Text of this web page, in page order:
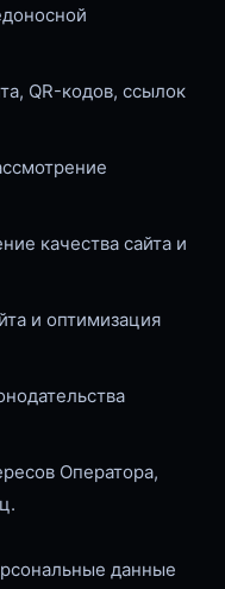
QR-кодов, ссылок
качества сайта и
и оптимизация
Оператора,
данные